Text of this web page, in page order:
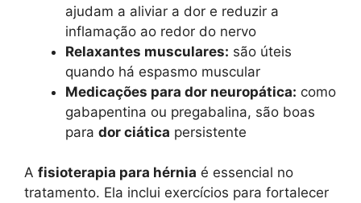
ajudam a aliviar a dor e reduzir a
inflamação ao redor do nervo
Relaxantes musculares: são úteis
quando há espasmo muscular
Medicações para dor neuropática: como
gabapentina ou pregabalina, são boas
para dor ciática persistente
A fisioterapia para hérnia é essencial no
tratamento. Ela inclui exercícios para fortalecer